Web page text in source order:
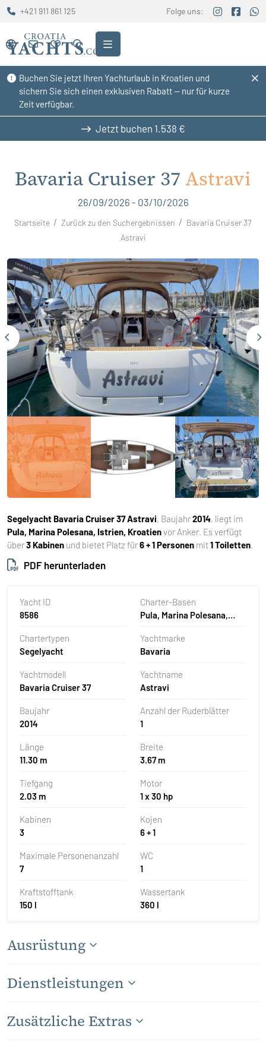
Buchen Sie jetzt Ihren Yachturlaub in Kroatien und
sichern Sie sich einen exklusiven Rabatt — nur für kurze
Zeit verfügbar.
+421 911 861 125 Folge uns:
Jetzt buchen 1.538 €
Bavaria Cruiser 37 Astravi
26/09/2026 - 03/10/2026
Startseite Zurück zu den Suchergebnissen
Bavaria Cruiser 37
Astravi
Segelyacht Bavaria Cruiser 37 Astravi, Baujahr2014, liegt im
Pula, Marina Polesana, Istrien, Kroatienvor Anker. Es verfügt
über3 Kabinen und bietet Platz für6 + 1 Personen mit1 Toiletten.
PDF herunterladen
Yacht ID
8586
Charter-Basen
Pula, Marina Polesana,
Chartertypen
Segelyacht
Yachtmarke
Bavaria
Yachtmodell
Bavaria Cruiser 37
Yachtname
Astravi
Baujahr
2014
Anzahl der Ruderblätter
1
Länge
11.30 m
Breite
3.67 m
Tiefgang
2.03 m
Motor
1 x 30 hp
Kabinen
3
Kojen
6 + 1
Maximale Personenanzahl
7
WC
1
Kraftstofftank
150 l
Wassertank
360 l
Ausrüstung
Dienstleistungen
Zusätzliche Extras